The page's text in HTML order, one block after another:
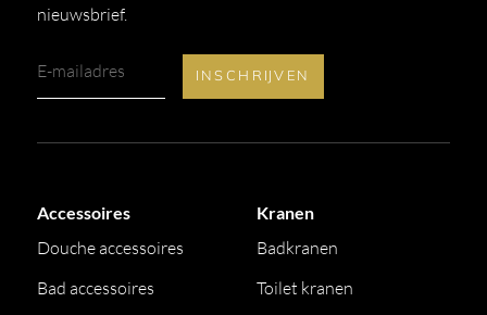
nieuwsbrief.
Accessoires
Douche accessoires
Bad accessoires
Kranen
Badkranen
Toilet kranen